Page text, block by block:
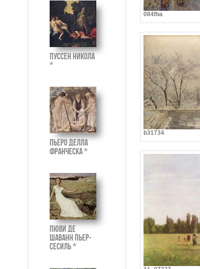
Пуссен Никола
*
Пьеро делла
Франческа *
Пюви де
Шаванн Пьер-
Сесиль *
084fba
b31734